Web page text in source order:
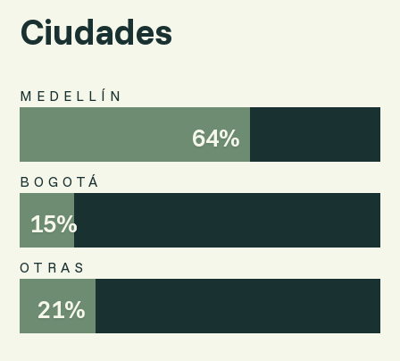
Ciudades
MEDELLÍN
64%
64%
BOGOTÁ
15%
15%
OTRAS
21%
21%